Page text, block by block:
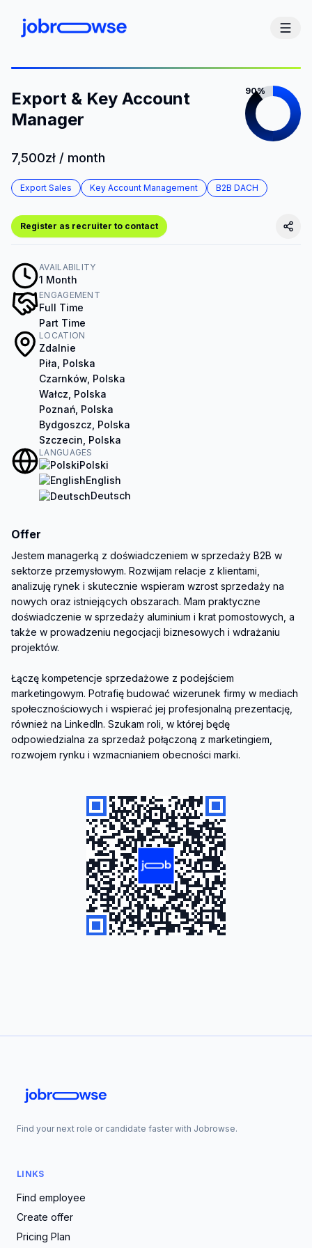
Export & Key Account
Manager
90%
7,500zł / month
Export Sales Key Account Management B2B DACH
Register as recruiter to contact
AVAILABILITY
1 Month
ENGAGEMENT
Full Time
Part Time
LOCATION
Zdalnie
Piła, Polska
Czarnków, Polska
Wałcz, Polska
Poznań, Polska
Bydgoszcz, Polska
Szczecin, Polska
LANGUAGES
Polski
English
Deutsch
Offer
Jestem managerką z doświadczeniem w sprzedaży B2B w
sektorze przemysłowym. Rozwijam relacje z klientami,
analizuję rynek i skutecznie wspieram wzrost sprzedaży na
nowych oraz istniejących obszarach. Mam praktyczne
doświadczenie w sprzedaży aluminium i krat pomostowych, a
także w prowadzeniu negocjacji biznesowych i wdrażaniu
projektów.
Łączę kompetencje sprzedażowe z podejściem
marketingowym. Potrafię budować wizerunek firmy w mediach
społecznościowych i wspierać jej profesjonalną prezentację,
również na LinkedIn. Szukam roli, w której będę
odpowiedzialna za sprzedaż połączoną z marketingiem,
rozwojem rynku i wzmacnianiem obecności marki.
Find your next role or candidate faster with Jobrowse.
LINKS
Find employee
Create offer
Pricing Plan